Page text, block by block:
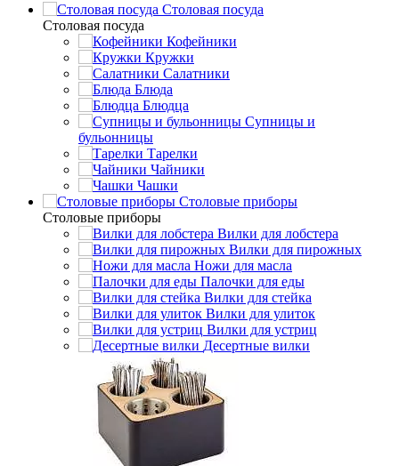
Столовая посуда
Столовая посуда
Кофейники
Кружки
Салатники
Блюда
Блюдца
Супницы и
бульонницы
Тарелки
Чайники
Чашки
Cтоловые приборы
Cтоловые приборы
Вилки для лобстера
Вилки для пирожных
Ножи для масла
Палочки для еды
Вилки для стейка
Вилки для улиток
Вилки для устриц
Десертные вилки